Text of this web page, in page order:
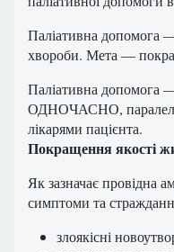
Паліативна допомога
хвороби. Мета —
Паліативна допомога
ОДНОЧАСНО,
лікарями пацієнта.
Покращення якості
Як зазначає провідна
симптоми та
злоякісні